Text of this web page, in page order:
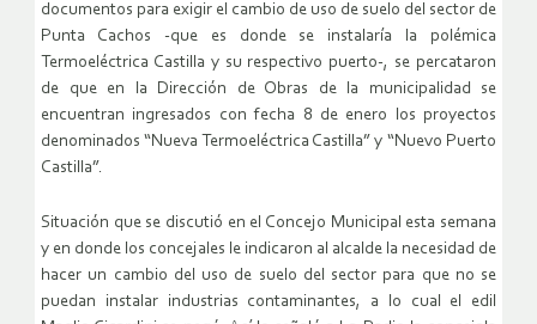
documentos para exigir el cambio de uso de suelo del sector de
Punta Cachos -que es donde se instalaría la polémica
Termoeléctrica Castilla y su respectivo puerto-, se percataron
de que en la Dirección de Obras de la municipalidad se
encuentran ingresados con fecha 8 de enero los proyectos
denominados “Nueva Termoeléctrica Castilla” y “Nuevo Puerto
Castilla”.
Situación que se discutió en el Concejo Municipal esta semana
y en donde los concejales le indicaron al alcalde la necesidad de
hacer un cambio del uso de suelo del sector para que no se
puedan instalar industrias contaminantes, a lo cual el edil